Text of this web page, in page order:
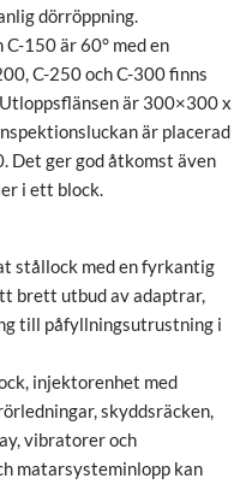
dörröppning.
150 är 60° med en
C-250 och C-300 finns
är 300×300 x
är placerad
Det ger god åtkomst även
i ett block.
stållock med en fyrkantig
brett utbud av adaptrar,
till påfyllningsutrustning i
injektorenhet med
skyddsräcken,
vibratorer och
matarsysteminlopp kan